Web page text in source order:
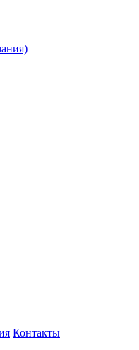
Контакты